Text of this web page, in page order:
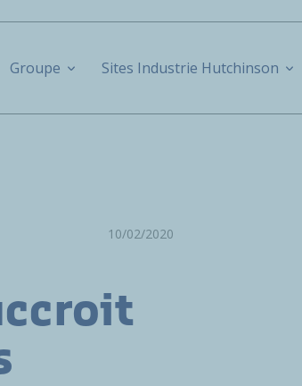
Groupe Sites Industrie Hutchinson
10/02/2020